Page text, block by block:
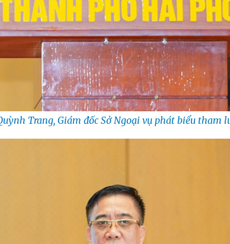
Trang, Giám đốc Sở Ngoại vụ phát biểu tham